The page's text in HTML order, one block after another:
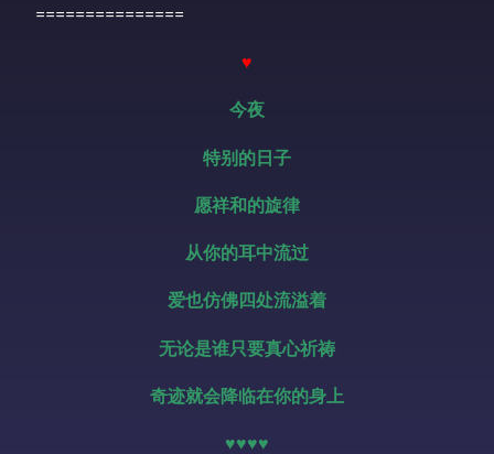
===============
♥
今夜
特别的日子
愿祥和的旋律
从你的耳中流过
爱也仿佛四处流溢着
无论是谁只要真心祈祷
奇迹就会降临在你的身上
♥♥♥♥